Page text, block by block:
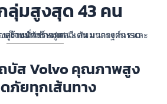
ลุ่มสูงสุด 43 คน
รถโค้ชชั้นเดียวโครงสร้างนำเข้าจากสวีเดน มาตรฐาน ISO 9001 & ISO 39001 ตอบโจทย์ทัวร์หมู่คณะ สัมมนาองค์กร และดูงานทั่วประเทศ
ถบัส Volvo คุณภาพสูง
ภัยทุกเส้นทาง